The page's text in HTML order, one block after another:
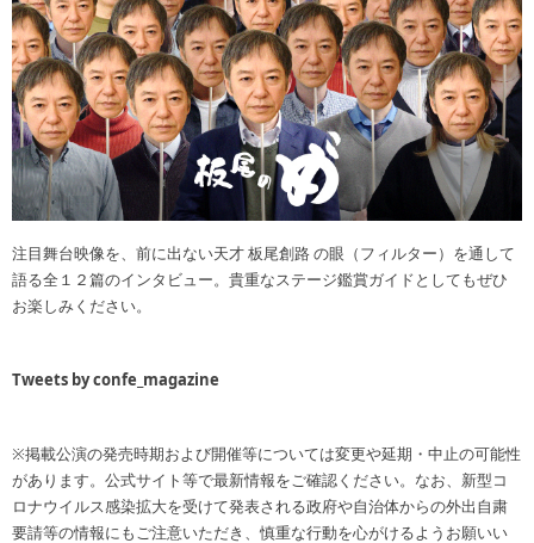
注目舞台映像を、前に出ない天才 板尾創路 の眼（フィルター）を通して
語る全１２篇のインタビュー。貴重なステージ鑑賞ガイドとしてもぜひ
お楽しみください。
Tweets by confe_magazine
※掲載公演の発売時期および開催等については変更や延期・中止の可能性
があります。公式サイト等で最新情報をご確認ください。なお、新型コ
ロナウイルス感染拡大を受けて発表される政府や自治体からの外出自粛
要請等の情報にもご注意いただき、慎重な行動を心がけるようお願いい